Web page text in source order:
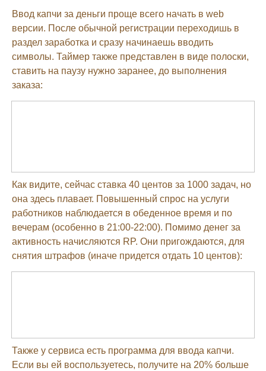
Ввод капчи за деньги проще всего начать в web
версии. После обычной регистрации переходишь в
раздел заработка и сразу начинаешь вводить
символы. Таймер также представлен в виде полоски,
ставить на паузу нужно заранее, до выполнения
заказа:
Как видите, сейчас ставка 40 центов за 1000 задач, но
она здесь плавает. Повышенный спрос на услуги
работников наблюдается в обеденное время и по
вечерам (особенно в 21:00-22:00). Помимо денег за
активность начисляются RP. Они пригождаются, для
снятия штрафов (иначе придется отдать 10 центов):
Также у сервиса есть программа для ввода капчи.
Если вы ей воспользуетесь, получите на 20% больше